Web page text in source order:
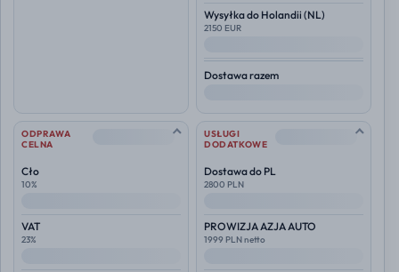
Wysyłka do Holandii (NL)
2150 EUR
Dostawa razem
ODPRAWA
CELNA
--
Cło
10%
VAT
23%
USŁUGI
DODATKOWE
--
Dostawa do PL
2800 PLN
PROWIZJA AZJA AUTO
1999 PLN netto